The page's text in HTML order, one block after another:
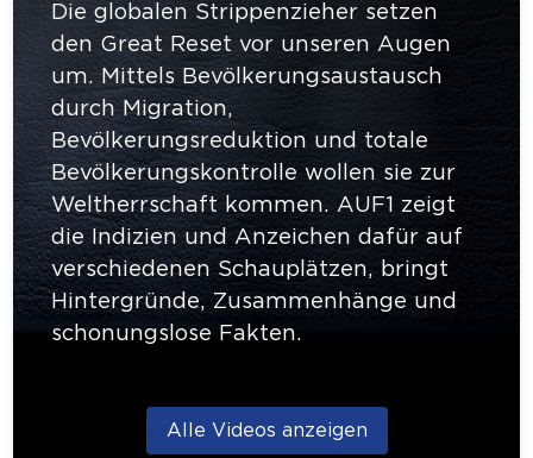
Die globalen Strippenzieher setzen
den Great Reset vor unseren Augen
um. Mittels Bevölkerungsaustausch
durch Migration,
Bevölkerungsreduktion und totale
Bevölkerungskontrolle wollen sie zur
Weltherrschaft kommen. AUF1 zeigt
die Indizien und Anzeichen dafür auf
verschiedenen Schauplätzen, bringt
Hintergründe, Zusammenhänge und
schonungslose Fakten.
Alle Videos anzeigen